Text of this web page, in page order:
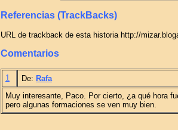
Referencias (TrackBacks)
URL de trackback de esta historia http://
Comentarios
1 De: Rafa
Muy interesante, Paco. Por cierto, ¿a qué hora
pero algunas formaciones se ven muy bien.